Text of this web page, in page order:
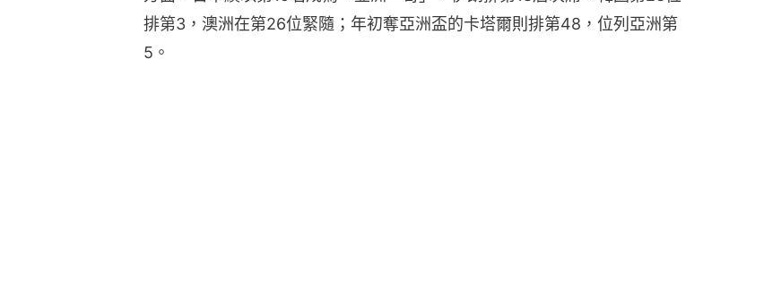
排第3，澳洲在第26位緊隨；年初奪亞洲盃的卡塔爾則排第48，位列亞洲第
5。